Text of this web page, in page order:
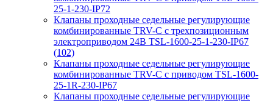
25-1-230-IP72
Клапаны проходные седельные регулирующие
комбинированные TRV-С с трехпозиционным
электроприводом 24В TSL-1600-25-1-230-IP67
(102)
Клапаны проходные седельные регулирующие
комбинированные TRV-С с приводом TSL-1600-
25-1R-230-IP67
Клапаны проходные седельные регулирующие